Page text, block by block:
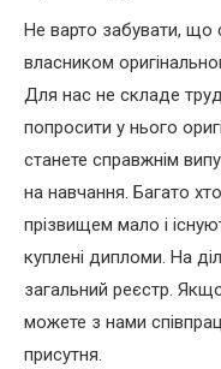
Не варто забувати, що
власником
Для нас не складе
попросити у нього
станете справжнім
на навчання. Багато
прізвищем мало і
куплені дипломи. На
загальний реєстр.
можете з нами
присутня.